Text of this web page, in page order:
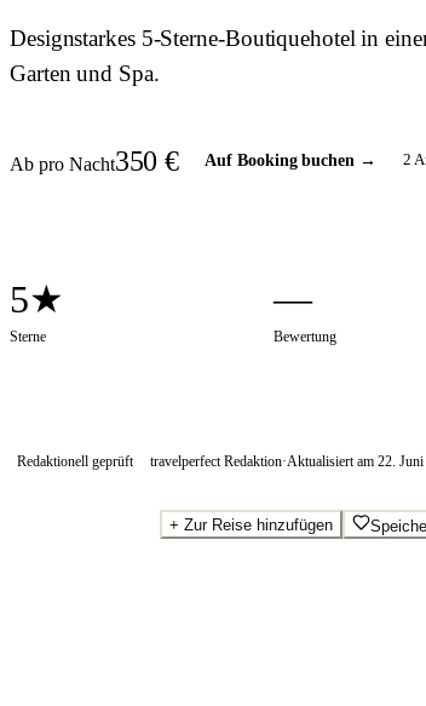
Designstarkes 5-Sterne-Boutiquehotel in
Garten und Spa.
Ab pro Nacht350 € Auf Booking buchen→ 2
5★
Sterne
—
Bewertung
Redaktionell geprüft travelperfect Redaktion·Aktualisiert am 22.
+ Zur Reise hinzufügen